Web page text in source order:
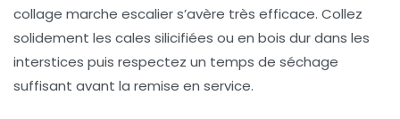
collage marche escalier s’avère très efficace. Collez
solidement les cales silicifiées ou en bois dur dans les
interstices puis respectez un temps de séchage
suffisant avant la remise en service.